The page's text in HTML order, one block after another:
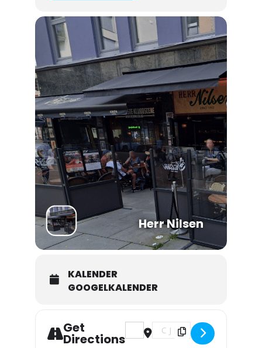
Herr Nilsen
KALENDER
GOOGELKALENDER
Get
Directions
Address - Tune Up []
Destination Address - Tune